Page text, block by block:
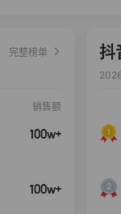
完整榜单
销售额
100w+
100w+
抖